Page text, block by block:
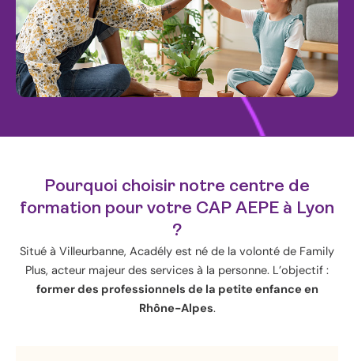
Pourquoi choisir notre centre de
formation pour votre CAP AEPE à Lyon
?
Situé à Villeurbanne, Acadély est né de la volonté de Family
Plus, acteur majeur des services à la personne. L’objectif :
former des professionnels de la petite enfance en
Rhône-Alpes.